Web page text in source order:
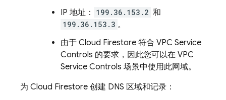
IP 地址：
199.36.153.2 和
199.36.153.3 。
由于 Cloud Firestore 符合 VPC Service
Controls 的要求，因此您可以在 VPC
Service Controls 场景中使用此网域。
为 Cloud Firestore 创建 DNS 区域和记录：